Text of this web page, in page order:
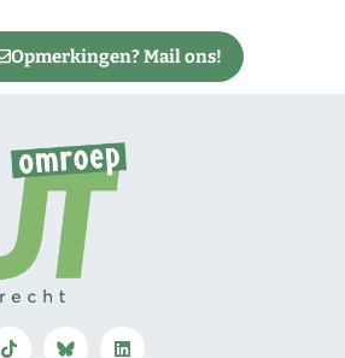
Opmerkingen? Mail ons!